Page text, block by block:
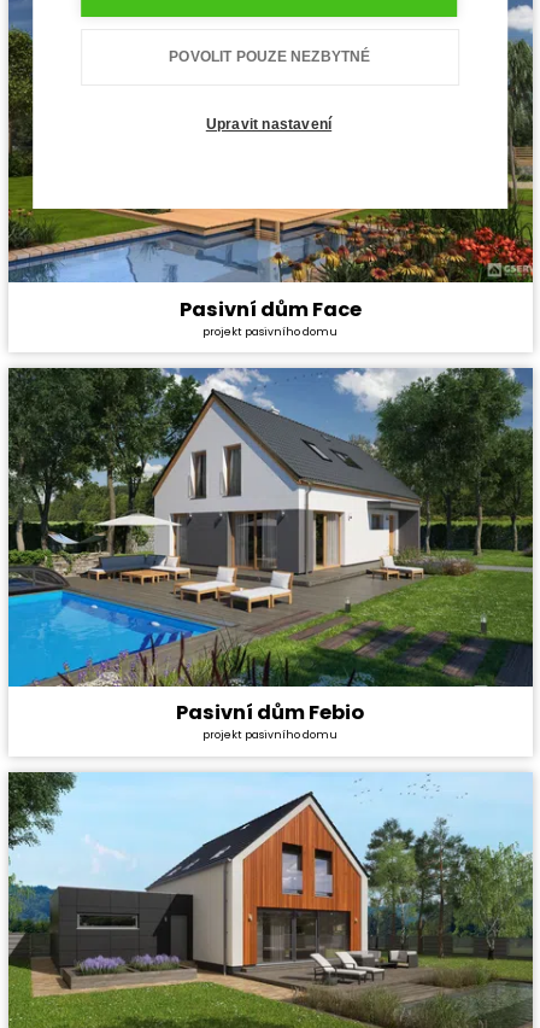
Cena stavby svépomocí:
Dispozice:
5+1
Užitná plocha:
157,7 m²
Pasivní dům Face
projekt pasivního domu
Cena stavby svépomocí:
Dispozice:
6+1
Užitná plocha:
Pasivní dům Febio
projekt pasivního domu
POVOLIT POUZE NEZBYTNÉ
Upravit nastavení